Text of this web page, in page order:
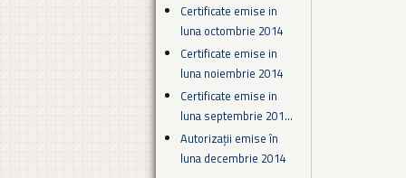
Certificate emise in
luna octombrie 2014
Certificate emise in
luna noiembrie 2014
Certificate emise in
luna septembrie 201...
Autorizații emise în
luna decembrie 2014